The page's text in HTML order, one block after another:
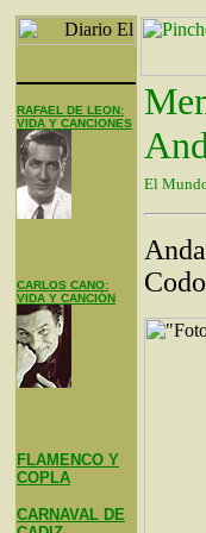
RAFAEL DE LEON:
VIDA Y CANCIONES
CARLOS CANO:
VIDA Y CANCIÓN
FLAMENCO Y
COPLA
CARNAVAL DE
El